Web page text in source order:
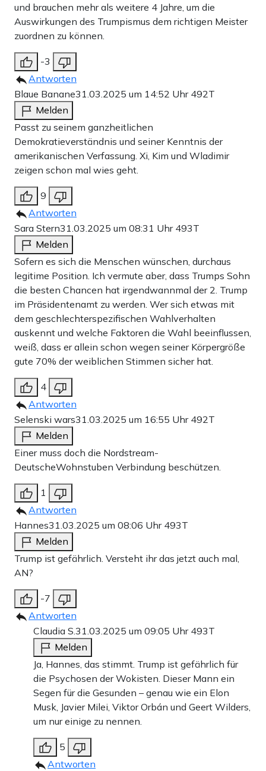
und brauchen mehr als weitere 4 Jahre, um die
Auswirkungen des Trumpismus dem richtigen Meister
zuordnen zu können.
-3
Antworten
Blaue Banane31.03.2025 um 14:52 Uhr 492T
Melden
Passt zu seinem ganzheitlichen
Demokratieverständnis und seiner Kenntnis der
amerikanischen Verfassung. Xi, Kim und Wladimir
zeigen schon mal wies geht.
9
Antworten
Sara Stern31.03.2025 um 08:31 Uhr 493T
Melden
Sofern es sich die Menschen wünschen, durchaus
legitime Position. Ich vermute aber, dass Trumps Sohn
die besten Chancen hat irgendwannmal der 2. Trump
im Präsidentenamt zu werden. Wer sich etwas mit
dem geschlechterspezifischen Wahlverhalten
auskennt und welche Faktoren die Wahl beeinflussen,
weiß, dass er allein schon wegen seiner Körpergröße
gute 70% der weiblichen Stimmen sicher hat.
4
Antworten
Selenski wars31.03.2025 um 16:55 Uhr 492T
Melden
Einer muss doch die Nordstream-
DeutscheWohnstuben Verbindung beschützen.
1
Antworten
Hannes31.03.2025 um 08:06 Uhr 493T
Melden
Trump ist gefährlich. Versteht ihr das jetzt auch mal,
AN?
-7
Antworten
Claudia S.31.03.2025 um 09:05 Uhr 493T
Melden
Ja, Hannes, das stimmt. Trump ist gefährlich für
die Psychosen der Wokisten. Dieser Mann ein
Segen für die Gesunden – genau wie ein Elon
Musk, Javier Milei, Viktor Orbán und Geert Wilders,
um nur einige zu nennen.
5
Antworten